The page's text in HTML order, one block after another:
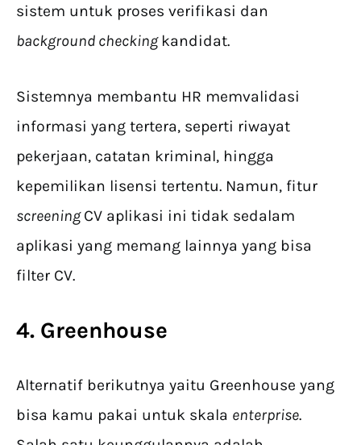
sistem untuk proses verifikasi dan
background checking kandidat.
Sistemnya membantu HR memvalidasi
informasi yang tertera, seperti riwayat
pekerjaan, catatan kriminal, hingga
kepemilikan lisensi tertentu. Namun, fitur
screeningCV aplikasi ini tidak sedalam
aplikasi yang memang lainnya yang bisa
filter CV.
4. Greenhouse
Alternatif berikutnya yaitu Greenhouse yang
bisa kamu pakai untuk skala enterprise.